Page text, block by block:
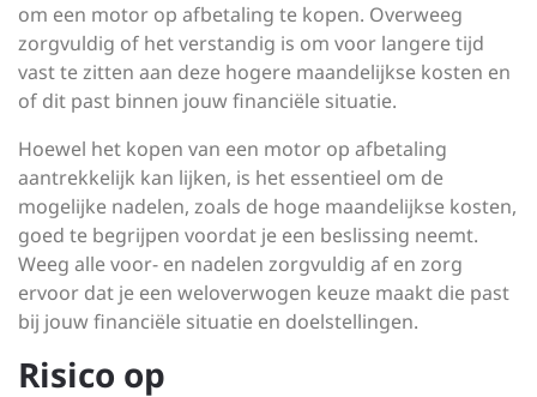
om een motor op afbetaling te kopen. Overweeg
zorgvuldig of het verstandig is om voor langere tijd
vast te zitten aan deze hogere maandelijkse kosten en
of dit past binnen jouw financiële situatie.
Hoewel het kopen van een motor op afbetaling
aantrekkelijk kan lijken, is het essentieel om de
mogelijke nadelen, zoals de hoge maandelijkse kosten,
goed te begrijpen voordat je een beslissing neemt.
Weeg alle voor- en nadelen zorgvuldig af en zorg
ervoor dat je een weloverwogen keuze maakt die past
bij jouw financiële situatie en doelstellingen.
Risico op